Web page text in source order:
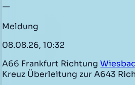
—
Meldung
08.08.26, 10:32
A66 Frankfurt Richtung
Kreuz Überleitung zur A643